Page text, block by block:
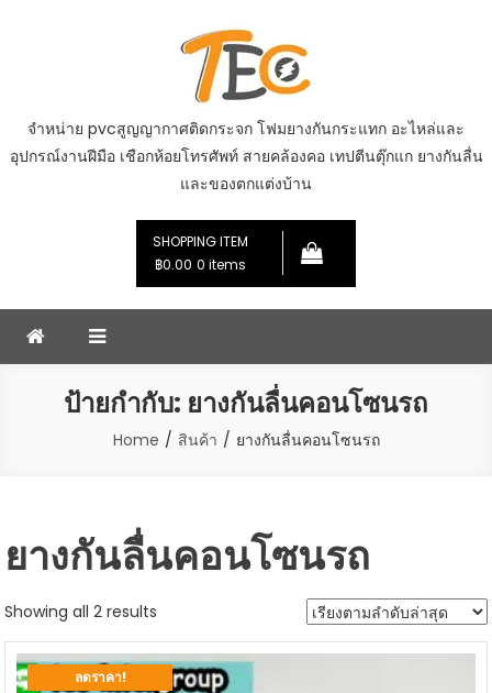
จำหน่าย pvcสูญญากาศติดกระจก โฟมยางกันกระแทก อะไหล่และ
อุปกรณ์งานฝีมือ เชือกห้อยโทรศัพท์ สายคล้องคอ เทปตีนตุ๊กแก ยางกันลื่น
และของตกแต่งบ้าน
SHOPPING ITEM
฿0.00 0 items
ป้ายกำกับ: ยางกันลื่นคอนโซนรถ
Home สินค้า ยางกันลื่นคอนโซนรถ
ยางกันลื่นคอนโซนรถ
Showing all 2 results
by
latest
ลดราคา!